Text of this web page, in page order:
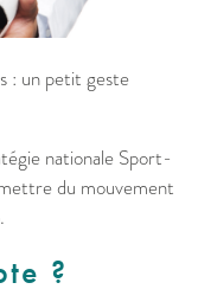
: un petit geste
nationale Sport-
du mouvement
?